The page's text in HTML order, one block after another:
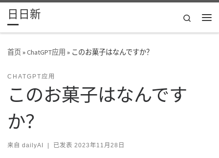
Skip to content
日日新
Search
首页»ChatGPT应用 » このお菓子はなんですか？
CHATGPT应用
このお菓子はなんです
か？
来自 dailyAI | 已发表 2023年11月28日